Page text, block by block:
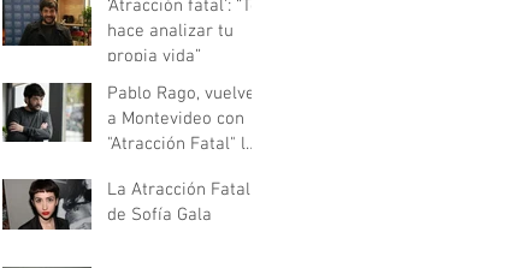
‘Atracción fatal’: “Te
hace analizar tu
propia vida”
Pablo Rago, vuelve
a Montevideo con
"Atracción Fatal" la
Muscari.
La Atracción Fatal
de Sofía Gala